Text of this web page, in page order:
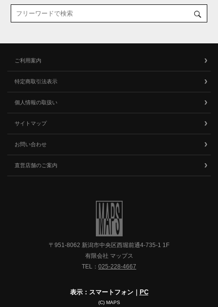
ご利用案内
特定商取引法表示
個人情報の取扱い
サイトマップ
お問い合わせ
直営店舗のご案内
〒951-8062 新潟市中央区西堀前通4-735-1 1F
有限会社 マップス
TEL： 025-228-4667
表示：スマートフォン｜ PC
(C) MAPS